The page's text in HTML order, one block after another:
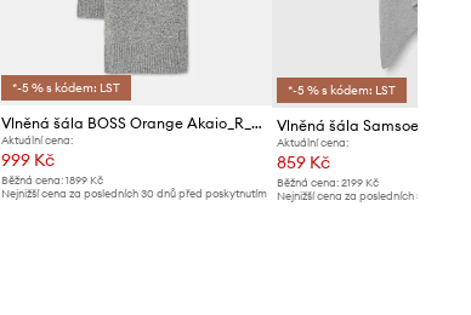
*-5 % s kódem: LST
Vlněná šála BOSS Orange Akaio_R_Scarf
Aktuální cena:
999 Kč
Běžná cena:1899 Kč
Nejnižší cena za posledních 30 dnů před poskytnutím
*-5 % s kódem: LST
Vlněná šála Samsoe
Aktuální cena:
859 Kč
Běžná cena: 2199 Kč
Nejnižší cena za posledních 30 dnů